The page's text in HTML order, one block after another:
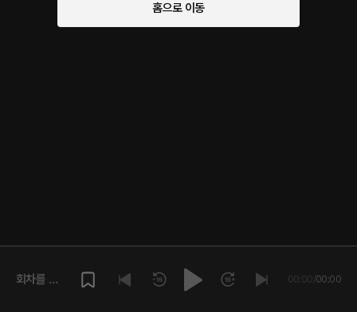
홈으로 이동
회차를 재
00:00/00:00